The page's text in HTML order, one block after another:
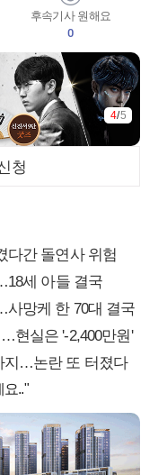
후속기사 원해요
0
4/5
청
다간 돌연사 위험
세 아들 결국
망케 한 70대 결국
현실은 '-2,400만원'
지…논란 또 터졌다
요.."